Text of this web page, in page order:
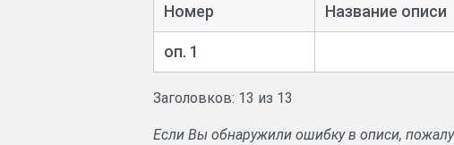
Формулярные списки чиновников.
Номер Название описи
оп. 1
Заголовков: 13 из 13
Если Вы обнаружили ошибку в описи,